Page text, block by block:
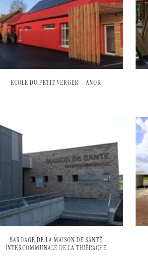
ECOLE DU PETIT VERGER – ANOR
BARDAGE DE LA MAISON DE SANTÉ
INTERCOMMUNALE DE LA THIÉRACHE